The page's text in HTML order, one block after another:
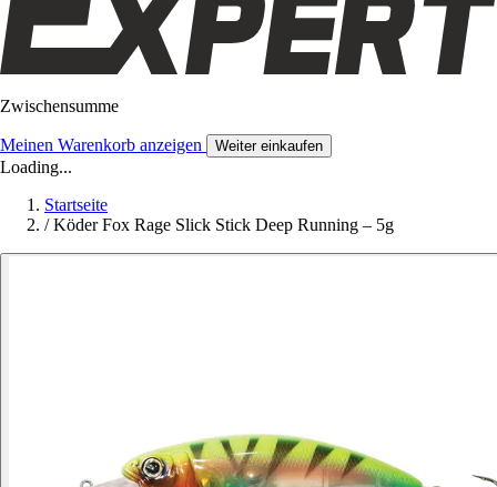
Zwischensumme
Meinen Warenkorb anzeigen Weiter einkaufen
Loading...
Startseite
/ Köder Fox Rage Slick Stick Deep Running – 5g